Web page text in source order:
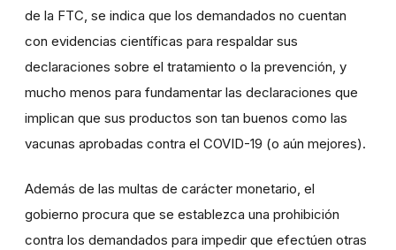
de la FTC, se indica que los demandados no cuentan
con evidencias científicas para respaldar sus
declaraciones sobre el tratamiento o la prevención, y
mucho menos para fundamentar las declaraciones que
implican que sus productos son tan buenos como las
vacunas aprobadas contra el COVID-19 (o aún mejores).
Además de las multas de carácter monetario, el
gobierno procura que se establezca una prohibición
contra los demandados para impedir que efectúen otras